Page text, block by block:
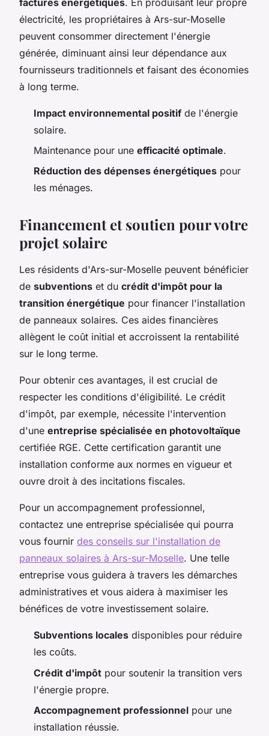
électricité, les propriétaires à Ars-sur-Moselle
peuvent consommer directement l'énergie
générée, diminuant ainsi leur dépendance aux
fournisseurs traditionnels et faisant des économies
à long terme.
Impact environnemental positif de l'énergie
solaire.
Maintenance pour une efficacité optimale.
Réduction des dépenses énergétiques pour
les ménages.
Financement et soutien pour votre
projet solaire
Les résidents d'Ars-sur-Moselle peuvent bénéficier
de subventions et du crédit d'impôt pour la
transition énergétique pour financer l'installation
de panneaux solaires. Ces aides financières
allègent le coût initial et accroissent la rentabilité
sur le long terme.
Pour obtenir ces avantages, il est crucial de
respecter les conditions d'éligibilité. Le crédit
d'impôt, par exemple, nécessite l'intervention
d'une entreprise spécialisée en photovoltaïque
certifiée RGE. Cette certification garantit une
installation conforme aux normes en vigueur et
ouvre droit à des incitations fiscales.
Pour un accompagnement professionnel,
contactez une entreprise spécialisée qui pourra
vous fournir des conseils sur l'installation de
panneaux solaires à Ars-sur-Moselle. Une telle
entreprise vous guidera à travers les démarches
administratives et vous aidera à maximiser les
bénéfices de votre investissement solaire.
Subventions locales disponibles pour réduire
les coûts.
Crédit d'impôt pour soutenir la transition vers
l'énergie propre.
Accompagnement professionnel pour une
installation réussie.